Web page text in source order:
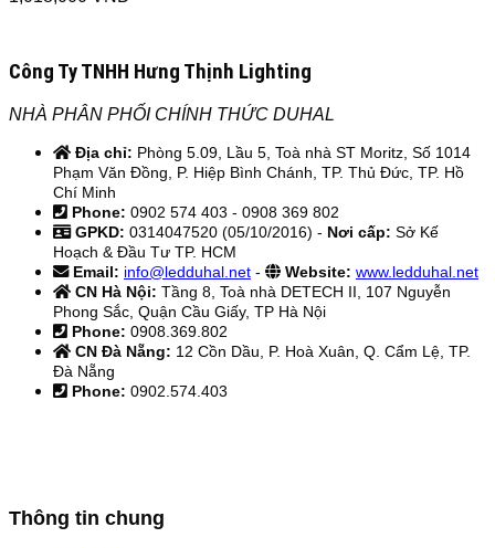
Công Ty TNHH Hưng Thịnh Lighting
NHÀ PHÂN PHỐI CHÍNH THỨC DUHAL
Địa chỉ: Phòng 5.09, Lầu 5, Toà nhà ST Moritz, Số 1014
Phạm Văn Đồng, P. Hiệp Bình Chánh, TP. Thủ Đức, TP. Hồ
Chí Minh
Phone: 0902 574 403 - 0908 369 802
GPKD: 0314047520 (05/10/2016) - Nơi cấp: Sở Kế
Hoạch & Đầu Tư TP. HCM
Email: info@ledduhal.net - Website: www.ledduhal.net
CN Hà Nội: Tầng 8, Toà nhà DETECH II, 107 Nguyễn
Phong Sắc, Quận Cầu Giấy, TP Hà Nội
Phone: 0908.369.802
CN Đà Nẵng: 12 Cồn Dầu, P. Hoà Xuân, Q. Cẩm Lệ, TP.
Đà Nẵng
Phone: 0902.574.403
Thông tin chung